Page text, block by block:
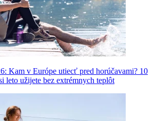
Kam v Európe utiecť pred horúčavami? 10
leto užijete bez extrémnych teplôt